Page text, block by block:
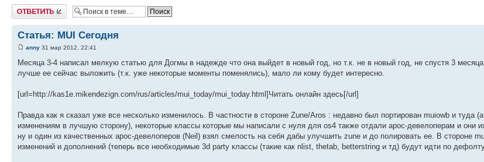
Ответить
Статья: MUI Сегодня
anny 31 мар 2012, 22:41
Месяца 3-4 написал мелкую статью для Догмы в надежде что она выйдет в новый год, но т.к. не в новый год, не спустя 3
лучше ее сейчас выложить (т.к. уже некоторые моменты поменялись), мало ли кому будет интересно.
[url=http://kas1e.mikendezign.com/rus/articles/mui_today/mui_today.html]Читать онлайн здесь[/url]
Правда как я сказал уже все несколько изменилось. В частности в стороне Zune/Aros : недавно был портирован muiowb и туда
изменениям в лучшую сторону), некоторые классы которые мы написали с нуля для os4 также отдали арос-девелоперам и они
ну и один из качественных арос-девелоперов (Neil) взял смелость на себя дабы улучшить zune и до полировать ее. В стороне
изменений и дополнений (теперь все необходимые 3d party классы (такие как nlist, thetab, betterstring и тд) будут идти по